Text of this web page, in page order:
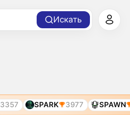
Искать
3357 SPARK 3977 SPAWN